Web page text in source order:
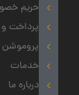
حریم
پرداخت
پروموشن
خدمات
درباره ما